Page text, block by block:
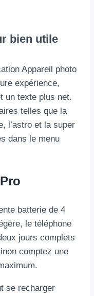
bien utile
Appareil photo
expérience,
un texte plus net.
telles que la
l’astro et la super
dans le menu
batterie de 4
le téléphone
jours complets
comptez une
se recharger